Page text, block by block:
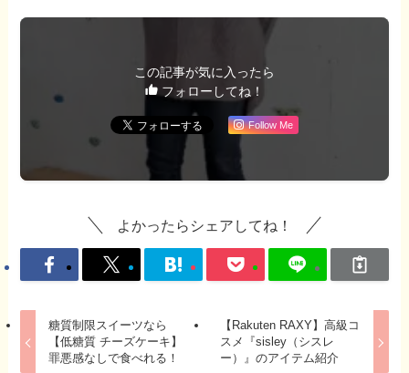
この記事が気に入ったら
フォローしてね！
Follow Me
よかったらシェアしてね！
糖質制限スイーツなら
【低糖質 チーズケーキ】
罪悪感なしで食べれる！
【Rakuten RAXY】高級コ
スメ『sisley（シスレ
ー）』のアイテム紹介